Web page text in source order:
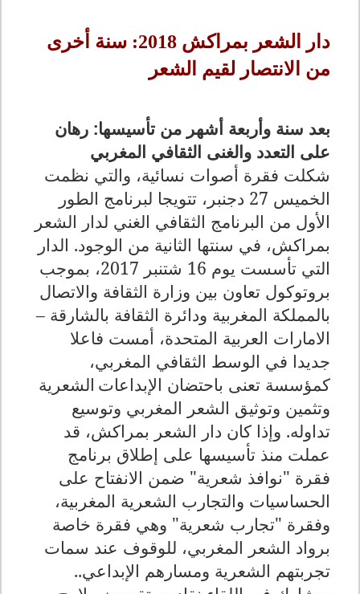
دار الشعر بمراكش 2018: سنة أخرى
من الانتصار لقيم الشعر
بعد سنة وأربعة أشهر من تأسيسها: رهان
على التعدد والغنى الثقافي المغربي
شكلت فقرة أصوات نسائية، والتي نظمت
الخميس 27 دجنبر، تتويجا لبرنامج الطور
الأول من البرنامج الثقافي الغني لدار الشعر
بمراكش، في سنتها الثانية من الوجود. الدار
التي تأسست يوم 16 شتنبر 2017، بموجب
بروتوكول تعاون بين وزارة الثقافة والاتصال
بالمملكة المغربية ودائرة الثقافة بالشارقة –
الامارات العربية المتحدة، أمست فاعلا
جديدا في الوسط الثقافي المغربي،
كمؤسسة تعنى باحتضان الإبداعات الشعرية
وتثمين وتوثيق الشعر المغربي وتوسيع
تداوله. وإذا كان دار الشعر بمراكش، قد
عملت منذ تأسيسها على إطلاق برنامج
فقرة "نوافذ شعرية" ضمن الانفتاح على
الحساسيات والتجارب الشعرية المغربية،
وفقرة "تجارب شعرية" وهي فقرة خاصة
برواد الشعر المغربي، للوقوف عند سمات
تجربتهم الشعرية ومسارهم الإبداعي..